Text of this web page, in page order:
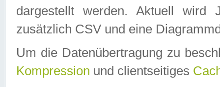
dargestellt werden. Aktuell wird
zusätzlich CSV und eine
Um die Datenübertragung zu
Kompression und clientseitiges